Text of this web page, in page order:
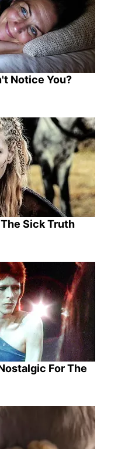
Notice You?
Sick Truth
For The